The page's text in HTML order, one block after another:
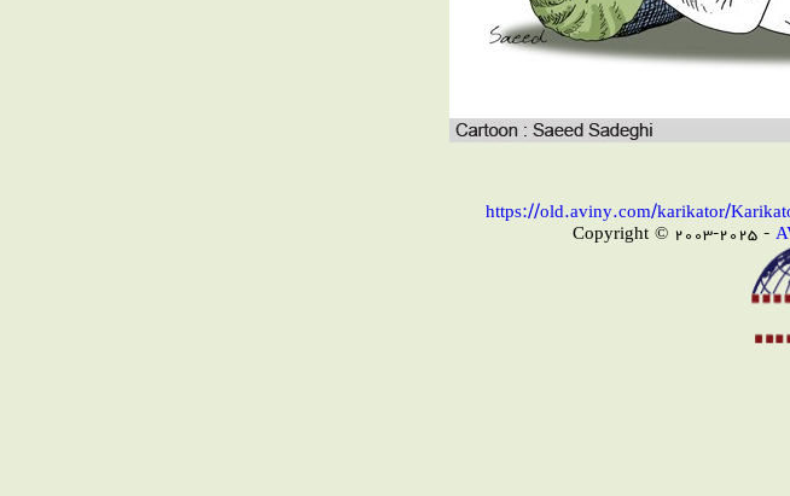
https://old.aviny.com/karikator/
Copyright © 2003-2025 -